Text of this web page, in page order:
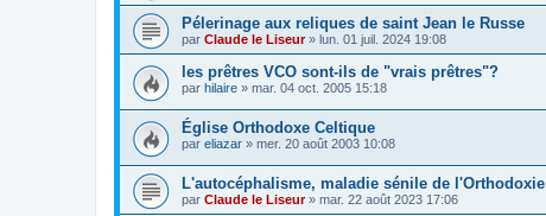
Pélerinage aux reliques de saint Jean le Russe
par Claude le Liseur» lun. 01 juil. 2024 19:08
les prêtres VCO sont-ils de "vrais prêtres"?
par hilaire » mar. 04 oct. 2005 15:18
Église Orthodoxe Celtique
par eliazar » mer. 20 août 2003 10:08
L'autocéphalisme, maladie sénile de l'Orthodoxie
par Claude le Liseur» mar. 22 août 2023 17:06